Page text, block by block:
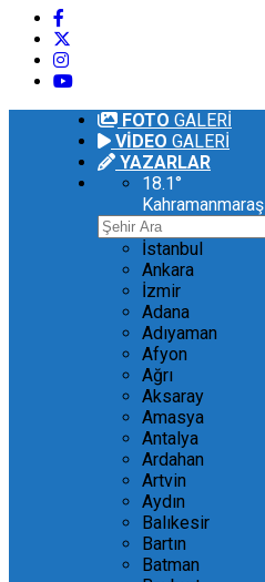
FOTO GALERİ
VİDEO GALERİ
YAZARLAR
18.1°
Kahramanmaraş
İstanbul
Ankara
İzmir
Adana
Adıyaman
Afyon
Ağrı
Aksaray
Amasya
Antalya
Ardahan
Artvin
Aydın
Balıkesir
Bartın
Batman